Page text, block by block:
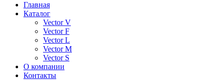
Главная
Каталог
Vector V
Vector F
Vector L
Vector M
Vector S
О компании
Контакты